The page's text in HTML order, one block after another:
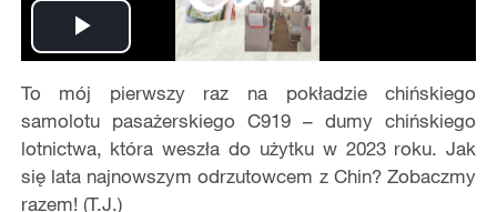
Play
Video
To mój pierwszy raz na pokładzie chińskiego
samolotu pasażerskiego C919 – dumy chińskiego
lotnictwa, która weszła do użytku w 2023 roku. Jak
się lata najnowszym odrzutowcem z Chin? Zobaczmy
razem! (T.J.)